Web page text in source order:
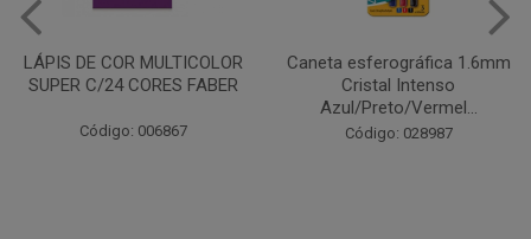
Caneta esferográfica 1.6mm
Cristal Intenso
Código: 028987
COLA EM BASTÃO 40G - LEO
& LEO
Código: 028164